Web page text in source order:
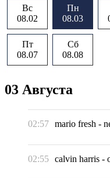
Вс
08.02
Пн
08.03
Пт
08.07
Сб
08.08
03 Августа
02:57 mario fresh -
02:55 calvin harris -